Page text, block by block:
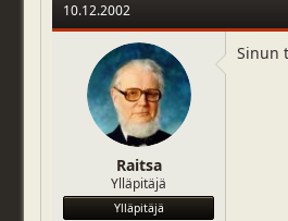
a
10.12.2002
Raitsa
Ylläpitäjä
Ylläpitäjä
Sinun